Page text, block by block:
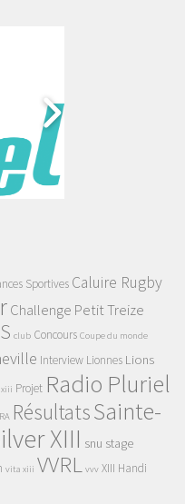
Sportives Caluire Rugby
Challenge Petit Treize
club Concours Coupe du monde
Interview Lionnes Lions
Projet Radio Pluriel
RésultatsSainte-
XIII snu stage
vita xiii VVRL vvv XIII Handi